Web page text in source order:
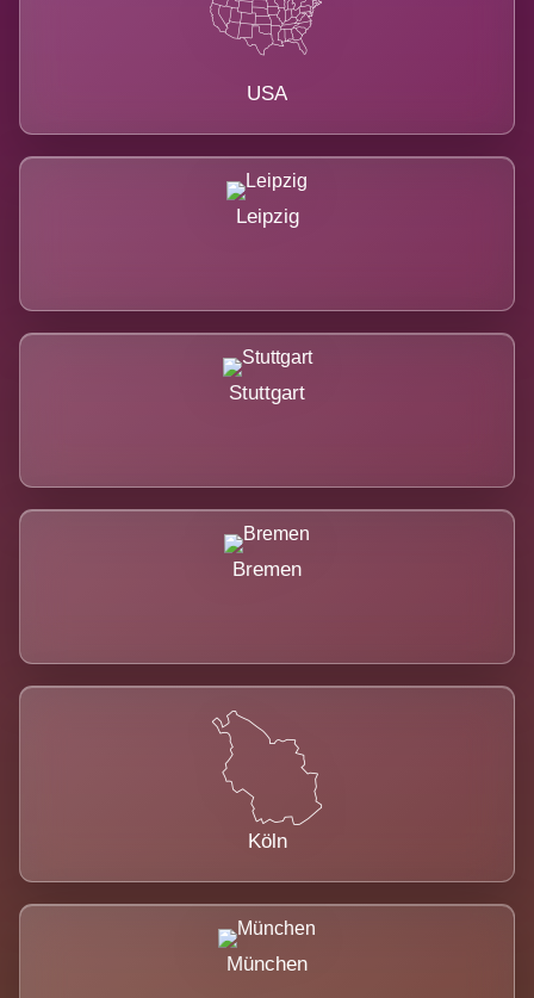
USA
Leipzig
Stuttgart
Bremen
Köln
München